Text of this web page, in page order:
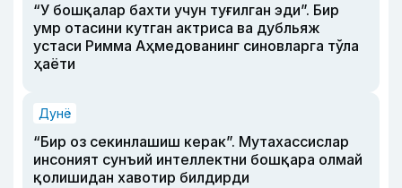
“У бошқалар бахти учун туғилган эди”. Бир
умр отасини кутган актриса ва дубльяж
устаси Римма Аҳмедованинг синовларга тўла
ҳаёти
Дунё
“Бир оз секинлашиш керак”. Мутахассислар
инсоният сунъий интеллектни бошқара олмай
қолишидан хавотир билдирди